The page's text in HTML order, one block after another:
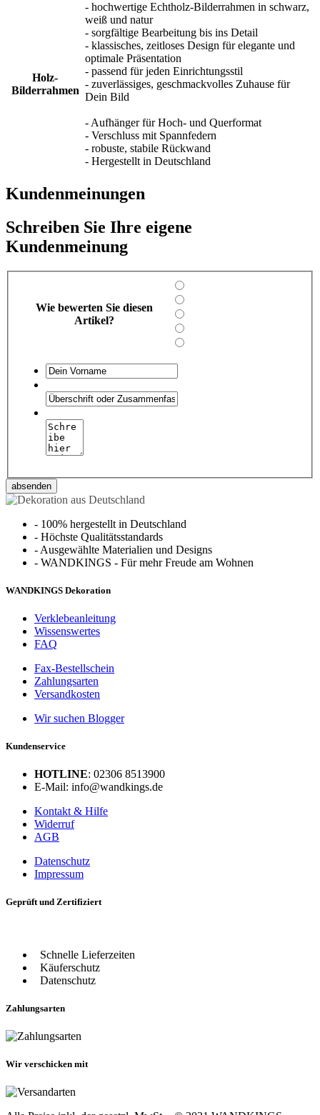
Holz-
Bilderrahmen
- hochwertige Echtholz-Bilderrahmen in schwarz,
weiß und natur
- sorgfältige Bearbeitung bis ins Detail
- klassisches, zeitloses Design für elegante und
optimale Präsentation
- passend für jeden Einrichtungsstil
- zuverlässiges, geschmackvolles Zuhause für
Dein Bild
- Aufhänger für Hoch- und Querformat
- Verschluss mit Spannfedern
- robuste, stabile Rückwand
- Hergestellt in Deutschland
Kundenmeinungen
Schreiben Sie Ihre eigene
Kundenmeinung
Wie bewerten Sie diesen
Artikel?
absenden
- 100% hergestellt in Deutschland
- Höchste Qualitätsstandards
- Ausgewählte Materialien und Designs
- WANDKINGS - Für mehr Freude am Wohnen
WANDKINGS Dekoration
Verklebeanleitung
Wissenswertes
FAQ
Fax-Bestellschein
Zahlungsarten
Versandkosten
Wir suchen Blogger
Kundenservice
HOTLINE: 02306 8513900
E-Mail: info@wandkings.de
Kontakt & Hilfe
Widerruf
AGB
Datenschutz
Impressum
Geprüft und Zertifiziert
Schnelle Lieferzeiten
Käuferschutz
Datenschutz
Zahlungsarten
Wir verschicken mit